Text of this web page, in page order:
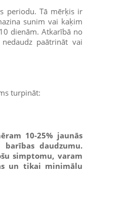
periodu. Tā mērķis ir
sunim vai kaķim
dienām. Atkarībā no
paātrināt vai
turpināt:
10-25% jaunās
daudzumu.
simptomu, varam
un tikai minimālu